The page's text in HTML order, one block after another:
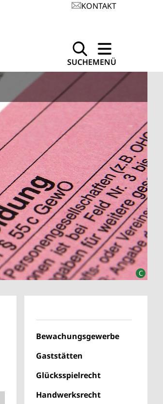
KONTAKT
SUCHEMENÜ
Bewachungsgewerbe
Gaststätten
Glücksspielrecht
Handwerksrecht